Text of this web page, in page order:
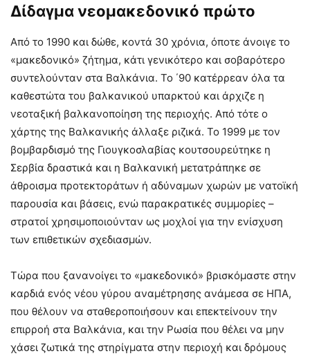
Δίδαγμα νεομακεδονικό πρώτο
Από το 1990 και δώθε, κοντά 30 χρόνια, όποτε άνοιγε το
«μακεδονικό» ζήτημα, κάτι γενικότερο και σοβαρότερο
συντελούνταν στα Βαλκάνια. Το ΄90 κατέρρεαν όλα τα
καθεστώτα του βαλκανικού υπαρκτού και άρχιζε η
νεοταξική βαλκανοποίηση της περιοχής. Από τότε ο
χάρτης της Βαλκανικής άλλαξε ριζικά. Το 1999 με τον
βομβαρδισμό της Γιουγκοσλαβίας κουτσουρεύτηκε η
Σερβία δραστικά και η Βαλκανική μετατράπηκε σε
άθροισμα προτεκτοράτων ή αδύναμων χωρών με νατοϊκή
παρουσία και βάσεις, ενώ παρακρατικές συμμορίες –
στρατοί χρησιμοποιούνταν ως μοχλοί για την ενίσχυση
των επιθετικών σχεδιασμών.
Τώρα που ξανανοίγει το «μακεδονικό» βρισκόμαστε στην
καρδιά ενός νέου γύρου αναμέτρησης ανάμεσα σε ΗΠΑ,
που θέλουν να σταθεροποιήσουν και επεκτείνουν την
επιρροή στα Βαλκάνια, και την Ρωσία που θέλει να μην
χάσει ζωτικά της στηρίγματα στην περιοχή και δρόμους